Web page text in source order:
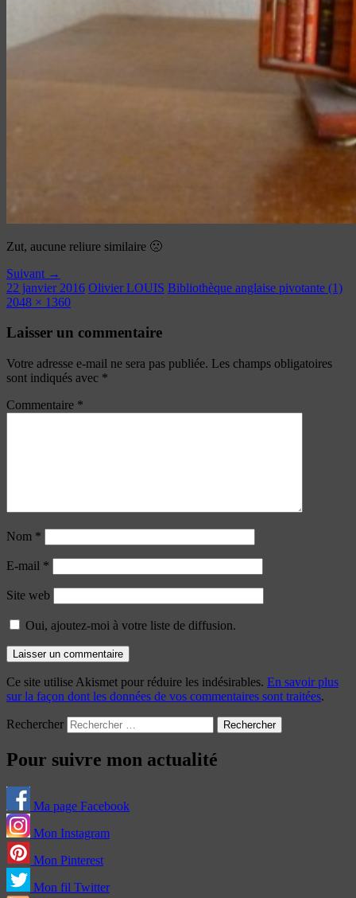
Zut, aucune reliure similaire 🙁
Suivant →
22 janvier 2016 Olivier LOUIS Bibliothèque anglaise pivotante (1)
2048 × 1360
Laisser un commentaire
Votre adresse e-mail ne sera pas publiée. Les champs obligatoires
sont indiqués avec *
Commentaire *
Nom *
E-mail *
Site web
Oui, ajoutez-moi à votre liste de diffusion.
Ce site utilise Akismet pour réduire les indésirables. En savoir plus
sur la façon dont les données de vos commentaires sont traitées.
Rechercher
Pour suivre mon actualité
Ma page Facebook
Mon Instagram
Mon Pinterest
Mon fil Twitter